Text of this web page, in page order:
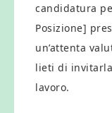
candidatura
Posizione]
un’attenta
lieti di
lavoro.